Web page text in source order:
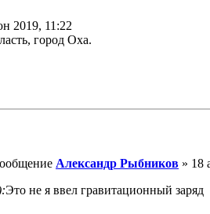
2019, 11:22
город Оха.
Александр Рыбников » 18
Это не я ввел гравитационный заряд